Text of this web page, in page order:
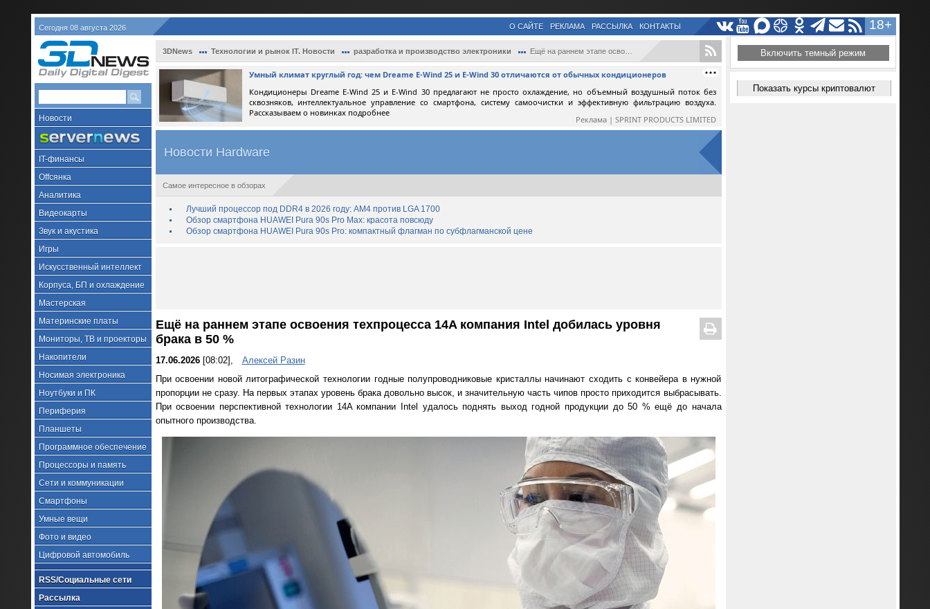
Сегодня 08 августа 2026 18+
О САЙТЕ РЕКЛАМА РАССЫЛКА КОНТАКТЫ
Новости
IT-финансы
Offсянка
Аналитика
Видеокарты
Звук и акустика
Игры
Искусственный интеллект
Корпуса, БП и охлаждение
Мастерская
Материнские платы
Мониторы, ТВ и проекторы
Накопители
Носимая электроника
Ноутбуки и ПК
Периферия
Планшеты
Программное обеспечение
Процессоры и память
Сети и коммуникации
Смартфоны
Умные вещи
Фото и видео
Цифровой автомобиль
RSS/Социальные сети
Рассылка
3DNews Технологии и рынок IT. Новости разработка и производство электроники Ещё на раннем этапе освоения техпроцесса...
Умный климат круглый год: чем Dreame E-Wind 25 и E-Wind 30 отличаются от обычных кондиционеров
Кондиционеры Dreame E-Wind 25 и E-Wind 30 предлагают не просто охлаждение, но объемный воздушный поток без
сквозняков, интеллектуальное управление со смартфона, систему самоочистки и эффективную фильтрацию воздуха.
Рассказываем о новинках подробнее
Реклама | SPRINT PRODUCTS LIMITED
Новости Hardware
Самое интересное в обзорах
Лучший процессор под DDR4 в 2026 году: AM4 против LGA 1700
Обзор смартфона HUAWEI Pura 90s Pro Max: красота повсюду
Обзор смартфона HUAWEI Pura 90s Pro: компактный флагман по субфлагманской цене
Ещё на раннем этапе освоения техпроцесса 14A компания Intel добилась уровня
брака в 50 %
17.06.2026[08:02],
Алексей Разин
При освоении новой литографической технологии годные полупроводниковые кристаллы начинают сходить с конвейера в нужной
пропорции не сразу. На первых этапах уровень брака довольно высок, и значительную часть чипов просто приходится выбрасывать.
При освоении перспективной технологии 14A компании Intel удалось поднять выход годной продукции до 50 % ещё до начала
опытного производства.
Включить темный режим
Показать курсы криптовалют